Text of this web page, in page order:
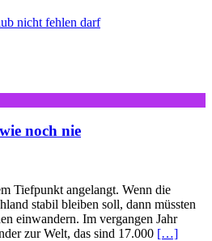
nicht fehlen darf
noch nie
Tiefpunkt angelangt. Wenn die
stabil bleiben soll, dann müssten
einwandern. Im vergangen Jahr
zur Welt, das sind 17.000 […]